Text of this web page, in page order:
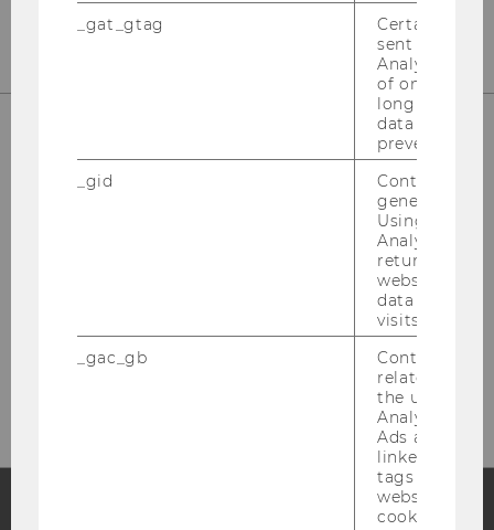
UNSERE SOCIAL MEDIA KANÄLE
_gat_gtag
Certain data
sent to
Analytics a
of once per
long as it is
data
prevented.
_gid
Contains a
generated
Using this
Analytics can
returning
website and
data from
visits.
_gac_gb
Contains
related
the user. If
Analytics and
Ads accounts
linked, the
tags on the
website read
cookie.